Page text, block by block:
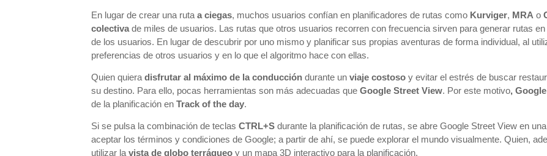
En lugar de crear una rutaa ciegas, muchos usuarios confían en planificadores de rutas como Kurviger, MRA o
colectiva de miles de usuarios. Las rutas que otros usuarios recorren con frecuencia sirven para generar rutas
de los usuarios. En lugar de descubrir por uno mismo y planificar sus propias aventuras de forma individual, al
preferencias de otros usuarios y en lo que el algoritmo hace con ellas.
Quien quieradisfrutar al máximo de la conducción durante unviaje costoso y evitar el estrés de buscar
su destino. Para ello, pocas herramientas son más adecuadas queGoogle Street View. Por este motivo,
de la planificación enTrack of the day.
Si se pulsa la combinación de teclasCTRL+S durante la planificación de rutas, se abre Google Street View en
aceptar los términos y condiciones de Google; a partir de ahí, se puede explorar el mundo visualmente. Quien,
utilizar lavista de globo terráqueo y un mapa 3D interactivo para la planificación.